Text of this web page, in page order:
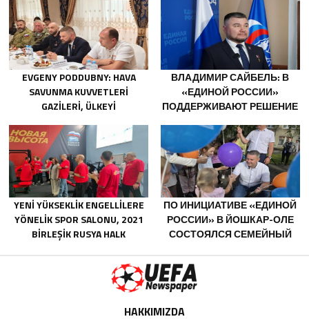
ALIYEV’I ARADI
CESARETLERINDEN DOLAYI
BELGOROD BÖLGESINDEKI
GÖNÜLLÜLERE TEŞEKKÜR ETTI
EVGENY PODDUBNY: HAVA
SAVUNMA KUVVETLERI
GAZILERI, ÜLKEYI
ВЛАДИМИР САЙБЕЛЬ: В
«ЕДИНОЙ РОССИИ»
ПОДДЕРЖИВАЮТ РЕШЕНИЕ
БЫВШИХ УЧАСТНИКОВ СВО
ПОЛУЧЕНИЕ
СОЦКОНТРАКТА
YENI YÜKSEKLIK ENGELLILERE
YÖNELIK SPOR SALONU, 2021
BIRLEŞIK RUSYA HALK
SARATOV’DA AÇILDI
ПО ИНИЦИАТИВЕ «ЕДИНОЙ
РОССИИ» В ЙОШКАР-ОЛЕ
СОСТОЯЛСЯ СЕМЕЙНЫЙ
HAKKIMIZDA